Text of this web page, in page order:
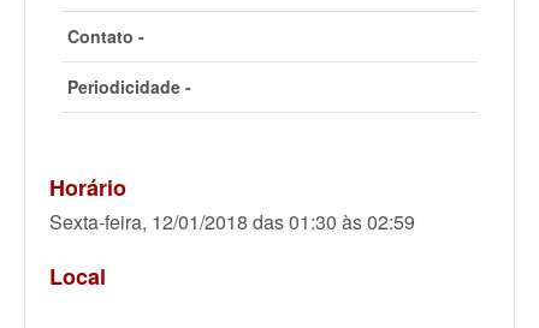
Contato -
Periodicidade -
Horário
Sexta-feira, 12/01/2018 das 01:30 às 02:59
Local